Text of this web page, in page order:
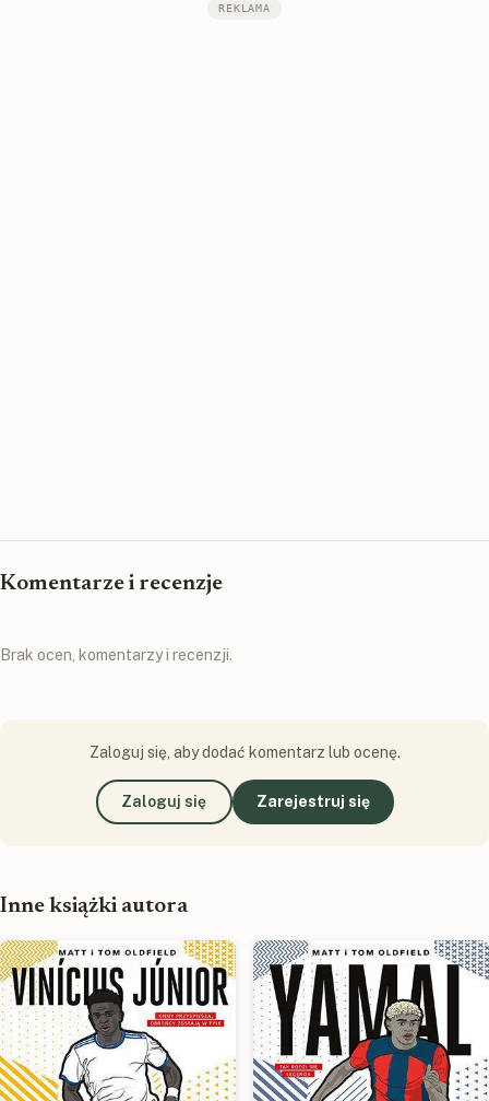
REKLAMA
Komentarze i recenzje
Brak ocen, komentarzy i recenzji.
Zaloguj się, aby dodać komentarz lub ocenę.
Zaloguj się Zarejestruj się
Inne książki autora